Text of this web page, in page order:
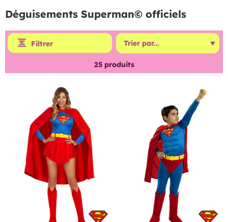
Déguisements Superman© officiels
Filtrer
25produits